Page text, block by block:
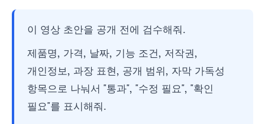
이 영상 초안을 공개 전에 검수해줘.
제품명, 가격, 날짜, 기능 조건, 저작권,
개인정보, 과장 표현, 공개 범위, 자막 가독성
항목으로 나눠서 "통과", "수정 필요", "확인
필요"를 표시해줘.